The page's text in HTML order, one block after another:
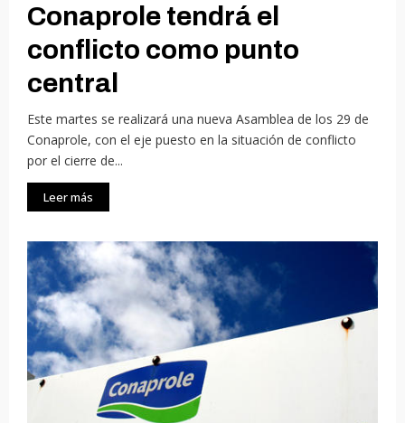
Conaprole tendrá el
conflicto como punto
central
Este martes se realizará una nueva Asamblea de los 29 de
Conaprole, con el eje puesto en la situación de conflicto
por el cierre de...
Leer más